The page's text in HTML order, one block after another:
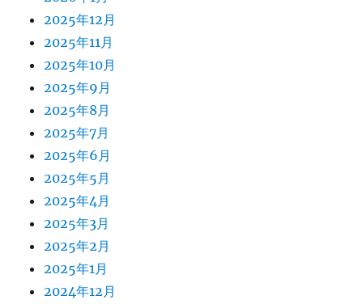
2025年12月
2025年11月
2025年10月
2025年9月
2025年8月
2025年7月
2025年6月
2025年5月
2025年4月
2025年3月
2025年2月
2025年1月
2024年12月